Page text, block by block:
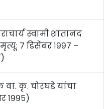
स्वामी शांतानंद
७ डिसेंबर १९९७ –
वा. कृ. चोरघडे यांचा
१९९५)